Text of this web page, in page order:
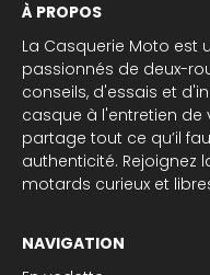
À PROPOS
La Casquerie Moto est
passionnés de deux-
conseils, d'essais et
casque à l'entretien de
partage tout ce qu’il
authenticité. Rejoignez
motards curieux et
NAVIGATION